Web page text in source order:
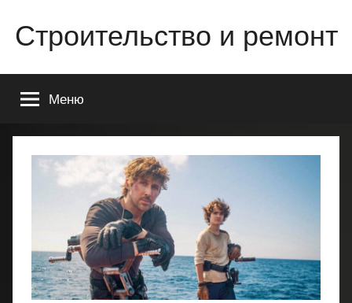
содержимому
Строительство и ремонт
строительстве
ремонте
Вашего
Меню